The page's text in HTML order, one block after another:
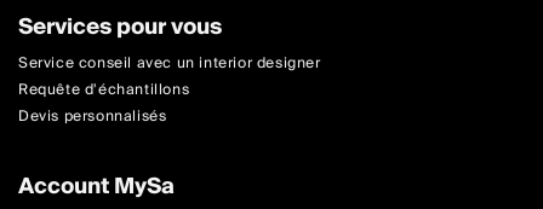
Services pour vous
Service conseil avec un interior designer
Requête d'échantillons
Devis personnalisés
Account MySa